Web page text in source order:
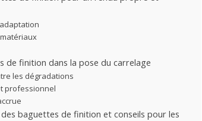
de finition dans la pose du carrelage
les dégradations
professionnel
baguettes de finition et conseils pour les